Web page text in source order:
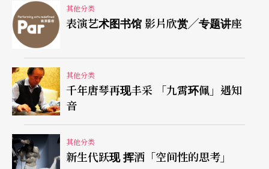
的台北市立国乐团也有许多亮眼的制作，例如邀请
瑞典长笛家莎朗．贝札莉与市国合作「长笛缪
斯」；以及和来自伊朗以手鼓闻名的彻米哈尼家族
合作「来自伊斯坦堡的彩旋」等。反观国内三大交
响乐团在音乐总监长期悬缺未决的状态下，缺乏乐
团掌舵者整体节目规划，乐季去主轴，加上乐团能
力不得施展，票房成绩自然明显下滑，整体表现显
得薄弱许多。
其他分类
表演艺术图书馆 影片欣赏╱专题讲座
其他分类
千年唐琴再现丰采 「九霄环佩」遇知
音
其他分类
新生代跃现 挥洒「空间性的思考」